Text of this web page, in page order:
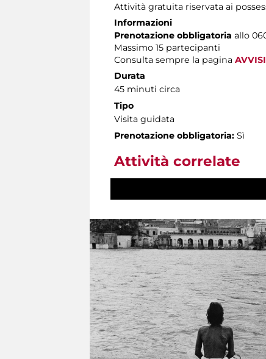
Attività gratuita riservata ai
Informazioni
Prenotazione obbligatoria allo
Massimo 15 partecipanti
Consulta sempre la pagina AVVISI
Durata
45 minuti circa
Tipo
Visita guidata
Prenotazione obbligatoria: Sì
Attività correlate